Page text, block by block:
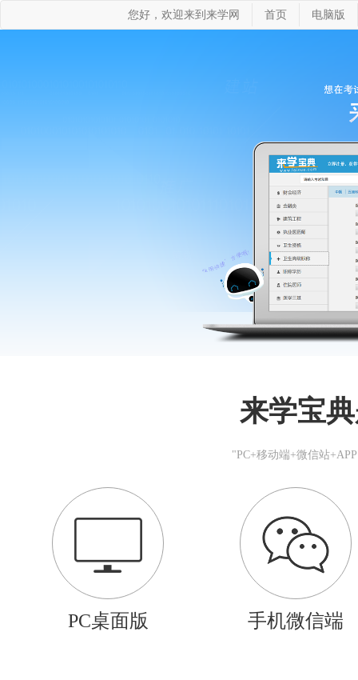
您好，欢迎来到来学网 首页 电脑版
来学宝
"PC+移动端+微信站
PC桌面版 手机微信端